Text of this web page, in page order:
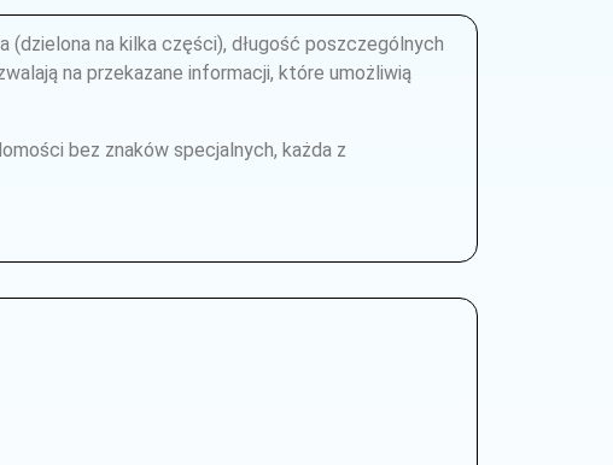
na kilka części), długość poszczególnych
na przekazane informacji, które umożliwią
bez znaków specjalnych, każda z